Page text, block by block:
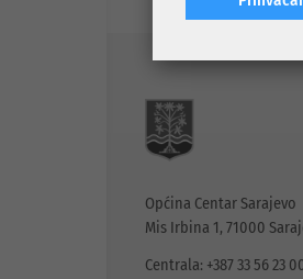
Općina Centar Sarajevo
Mis Irbina 1, 71000
Centrala: +387 33 56 23